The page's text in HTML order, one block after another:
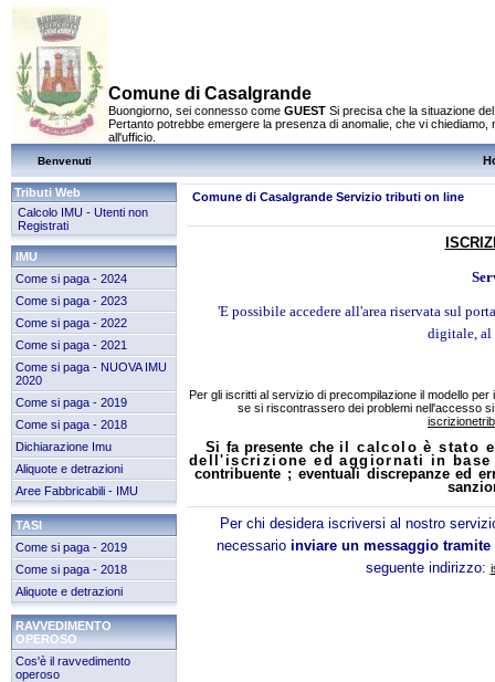
Comune di Casalgrande
Buongiorno, sei connesso come GUEST Si precisa che la situazione
Pertanto potrebbe emergere la presenza di anomalie, che vi
all'ufficio.
Benvenuti
Tributi Web
Calcolo IMU - Utenti non
Registrati
IMU
Come si paga - 2024
Come si paga - 2023
Come si paga - 2022
Come si paga - 2021
Come si paga - NUOVA IMU
2020
Come si paga - 2019
Come si paga - 2018
Dichiarazione Imu
Aliquote e detrazioni
Aree Fabbricabili - IMU
TASI
Come si paga - 2019
Come si paga - 2018
Aliquote e detrazioni
RAVVEDIMENTO
OPEROSO
Cos'è il ravvedimento
operoso
Comune di Casalgrande Servizio tributi on line
'E possibile accedere all'area riservata sul
digitale, al
Per gli iscritti al servizio di precompilazione il modello per
se si riscontrassero dei problemi nell'accesso
Si fa presente cheil calcolo è stato
dell'iscrizione ed aggiornati in
contribuente ; eventuali discrepanze ed
Per chi desidera iscriversi al nostro
necessario inviare un messaggio tramite
seguente indirizzo: